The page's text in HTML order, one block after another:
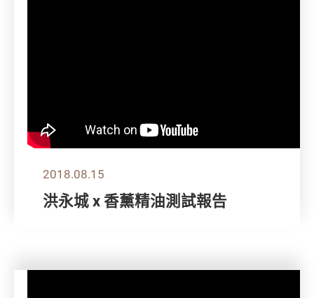
2018.08.15
洪永城 x 香薰精油測試報告